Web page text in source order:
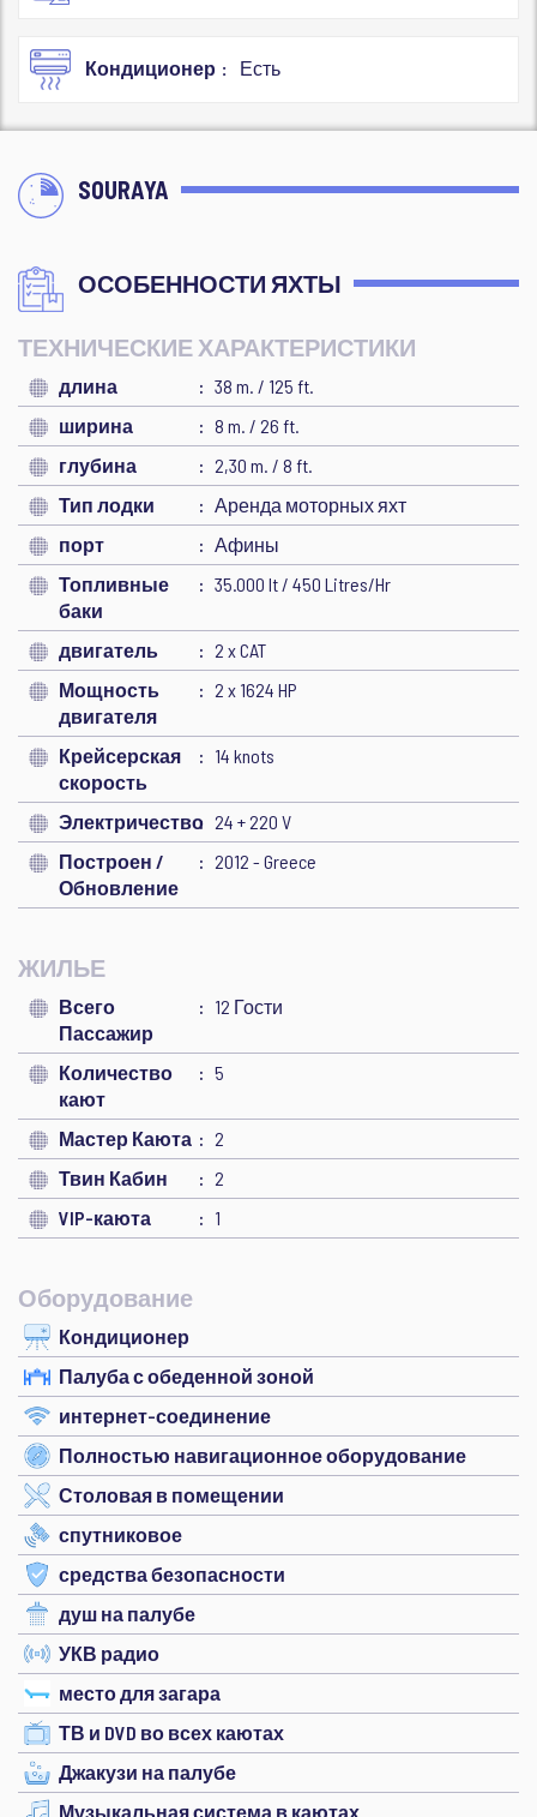
Кондиционер Есть
SOURAYA
ОСОБЕННОСТИ ЯХТЫ
ТЕХНИЧЕСКИЕ ХАРАКТЕРИСТИКИ
длина
38 m. / 125 ft.
ширина
8 m. / 26 ft.
глубина
2,30 m. / 8 ft.
Тип лодки
Аренда моторных яхт
порт
Афины
Топливные
баки
35.000 lt / 450 Litres/Hr
двигатель
2 x CAT
Мощность
двигателя
2 x 1624 HP
Крейсерская
скорость
14 knots
Электричество 24 + 220 V
Построен /
Обновление
2012 - Greece
ЖИЛЬЕ
Всего
Пассажир
12 Гости
Количество
кают
5
Мастер Каюта
2
Твин Кабин
2
VIP-каюта
1
Оборудование
Кондиционер
Палуба с обеденной зоной
интернет-соединение
Полностью навигационное оборудование
Столовая в помещении
спутниковое
средства безопасности
душ на палубе
УКВ радио
место для загара
ТВ и DVD во всех каютах
Джакузи на палубе
Музыкальная система в каютах